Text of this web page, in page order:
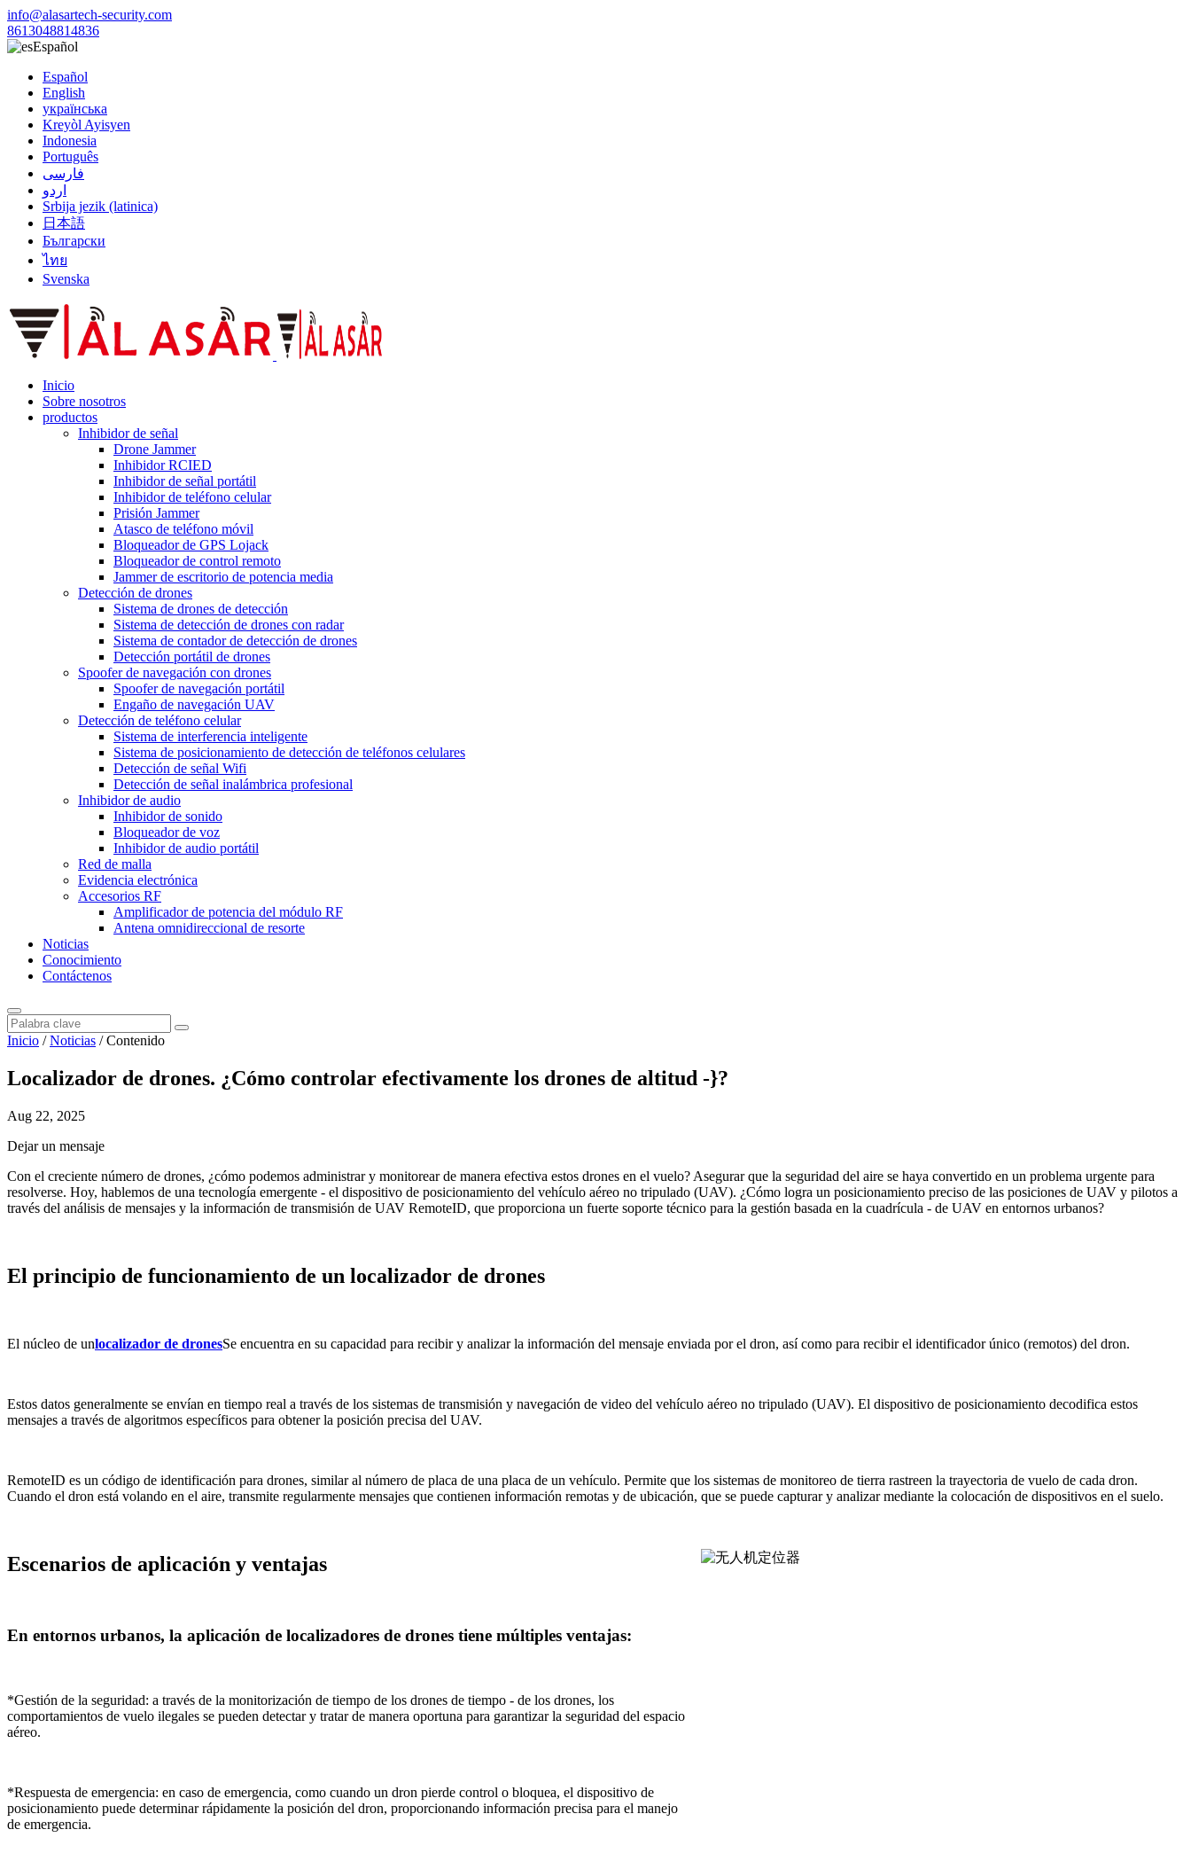
info@alasartech-security.com
8613048814836
Español
Español
English
українська
Kreyòl Ayisyen
Indonesia
Português
فارسی
اردو
Srbija jezik (latinica)
日本語
Български
ไทย
Svenska
Inicio
Sobre nosotros
productos
Inhibidor de señal
Drone Jammer
Inhibidor RCIED
Inhibidor de señal portátil
Inhibidor de teléfono celular
Prisión Jammer
Atasco de teléfono móvil
Bloqueador de GPS Lojack
Bloqueador de control remoto
Jammer de escritorio de potencia media
Detección de drones
Sistema de drones de detección
Sistema de detección de drones con radar
Sistema de contador de detección de drones
Detección portátil de drones
Spoofer de navegación con drones
Spoofer de navegación portátil
Engaño de navegación UAV
Detección de teléfono celular
Sistema de interferencia inteligente
Sistema de posicionamiento de detección de teléfonos celulares
Detección de señal Wifi
Detección de señal inalámbrica profesional
Inhibidor de audio
Inhibidor de sonido
Bloqueador de voz
Inhibidor de audio portátil
Red de malla
Evidencia electrónica
Accesorios RF
Amplificador de potencia del módulo RF
Antena omnidireccional de resorte
Noticias
Conocimiento
Contáctenos
Inicio /Noticias /Contenido
Localizador de drones. ¿Cómo controlar efectivamente los drones de altitud -}?
Aug 22, 2025
Dejar un mensaje
Con el creciente número de drones, ¿cómo podemos administrar y monitorear de manera efectiva estos drones en el vuelo? Asegurar que la seguridad del aire se haya convertido en un problema urgente para
resolverse. Hoy, hablemos de una tecnología emergente - el dispositivo de posicionamiento del vehículo aéreo no tripulado (UAV). ¿Cómo logra un posicionamiento preciso de las posiciones de UAV y pilotos a
través del análisis de mensajes y la información de transmisión de UAV RemoteID, que proporciona un fuerte soporte técnico para la gestión basada en la cuadrícula - de UAV en entornos urbanos?
El principio de funcionamiento de un localizador de drones
El núcleo de unlocalizador de dronesSe encuentra en su capacidad para recibir y analizar la información del mensaje enviada por el dron, así como para recibir el identificador único (remotos) del dron.
Estos datos generalmente se envían en tiempo real a través de los sistemas de transmisión y navegación de video del vehículo aéreo no tripulado (UAV). El dispositivo de posicionamiento decodifica estos
mensajes a través de algoritmos específicos para obtener la posición precisa del UAV.
RemoteID es un código de identificación para drones, similar al número de placa de una placa de un vehículo. Permite que los sistemas de monitoreo de tierra rastreen la trayectoria de vuelo de cada dron.
Cuando el dron está volando en el aire, transmite regularmente mensajes que contienen información remotas y de ubicación, que se puede capturar y analizar mediante la colocación de dispositivos en el suelo.
Escenarios de aplicación y ventajas
En entornos urbanos, la aplicación de localizadores de drones tiene múltiples ventajas:
*Gestión de la seguridad: a través de la monitorización de tiempo de los drones de tiempo - de los drones, los
comportamientos de vuelo ilegales se pueden detectar y tratar de manera oportuna para garantizar la seguridad del espacio
aéreo.
*Respuesta de emergencia: en caso de emergencia, como cuando un dron pierde control o bloquea, el dispositivo de
posicionamiento puede determinar rápidamente la posición del dron, proporcionando información precisa para el manejo
de emergencia.